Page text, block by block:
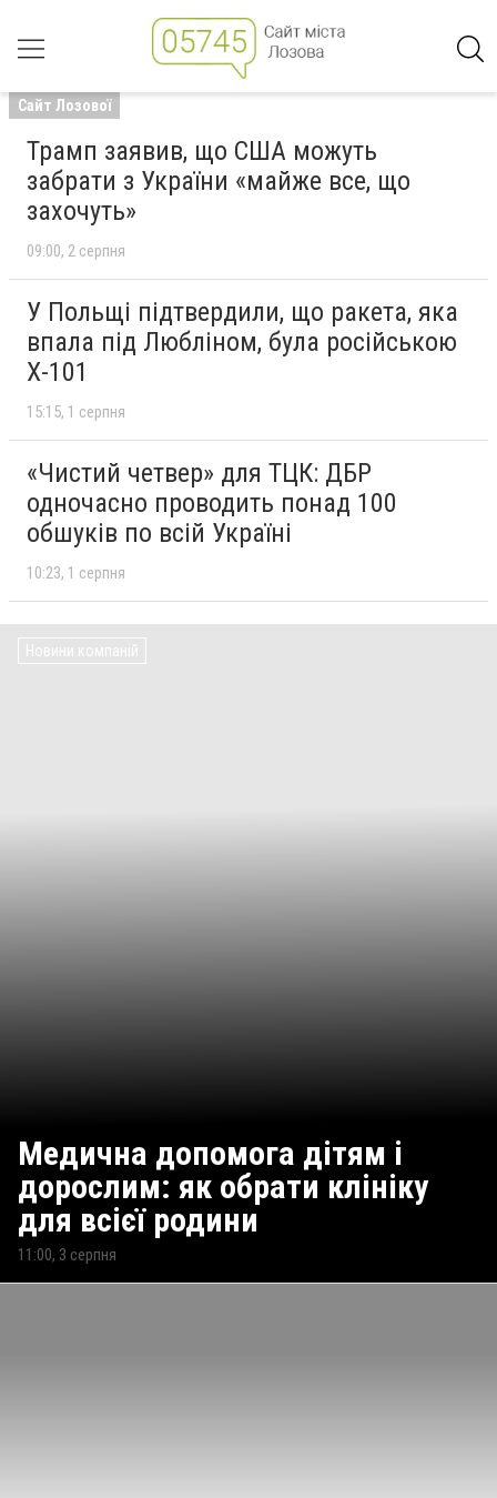
Сайт Лозової
Трамп заявив, що США можуть
забрати з України «майже все, що
захочуть»
09:00 2 серпня
У Польщі підтвердили, що ракета, яка
впала під Любліном, була російською
Х-101
15:15 1 серпня
«Чистий четвер» для ТЦК: ДБР
одночасно проводить понад 100
обшуків по всій Україні
10:23 1 серпня
Новини компаній
Медична допомога дітям і
дорослим: як обрати клініку
для всієї родини
11:00, 3 серпня